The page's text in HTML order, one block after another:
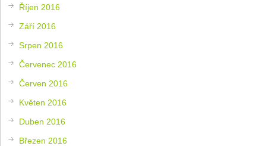
Říjen 2016
Září 2016
Srpen 2016
Červenec 2016
Červen 2016
Květen 2016
Duben 2016
Březen 2016